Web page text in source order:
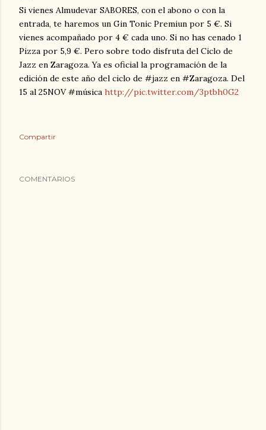
Si vienes Almudevar SABORES, con el abono o con la
entrada, te haremos un Gin Tonic Premiun por 5 €. Si
vienes acompañado por 4 € cada uno. Si no has cenado 1
Pizza por 5,9 €. Pero sobre todo disfruta del Ciclo de
Jazz en Zaragoza. Ya es oficial la programación de la
edición de este año del ciclo de #jazz en #Zaragoza. Del
15 al 25NOV #música http://pic.twitter.com/3ptbh0G2
Compartir
COMENTARIOS